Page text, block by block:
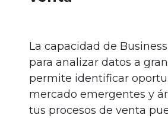
La capacidad de
para analizar datos a
permite identificar
mercado emergentes y
tus procesos de venta